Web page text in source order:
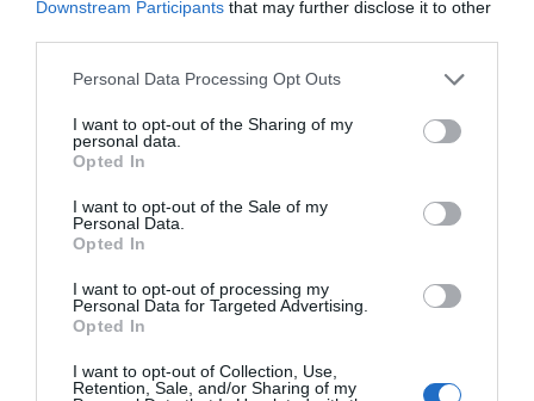
Downstream Participants that may further disclose it to other
Personal Data Processing Opt Outs
I want to opt-out of the Sharing of my
personal data.
Opted In
I want to opt-out of the Sale of my
Personal Data.
Opted In
I want to opt-out of processing my
Personal Data for Targeted Advertising.
Opted In
I want to opt-out of Collection, Use,
Retention, Sale, and/or Sharing of my
autònomes.
És veritat que ha costat molt –potser massa–
uns eixelebrats canadencs es van interposar, a
bord d’una tranyina d’encerclament, entre els
bells paratges de l’illa aleutiana d’Amchitka
(Alaska) i Cannikin, una prova nuclear que
joves que, amb aquella acció, van protagonitzar
l’acte i escriure l’acta fundacional de Greenpeace.
Aquell també va ser l’any –coincidència?– en què